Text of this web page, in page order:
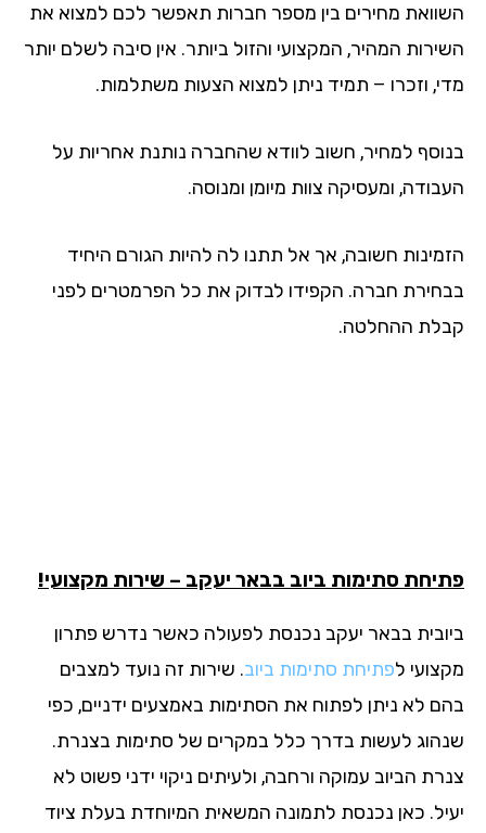
מחירים בין מספר חברות תאפשר לכם למצוא את
המהיר, המקצועי והזול ביותר. אין סיבה לשלם יותר
וזכרו – תמיד ניתן למצוא הצעות משתלמות.
למחיר, חשוב לוודא שהחברה נותנת אחריות על
ומעסיקה צוות מיומן ומנוסה.
חשובה, אך אל תתנו לה להיות הגורם היחיד
חברה. הקפידו לבדוק את כל הפרמטרים לפני
ההחלטה.
סתימות ביוב בבאר יעקב – שירות מקצועי!
בבאר יעקב נכנסת לפעולה כאשר נדרש פתרון
לפתיחת סתימות ביוב. שירות זה נועד למצבים
לא ניתן לפתוח את הסתימות באמצעים ידניים, כפי
לעשות בדרך כלל במקרים של סתימות בצנרת.
הביוב עמוקה ורחבה, ולעיתים ניקוי ידני פשוט לא
כאן נכנסת לתמונה המשאית המיוחדת בעלת ציוד